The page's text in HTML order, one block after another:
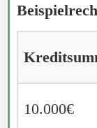
10.000€